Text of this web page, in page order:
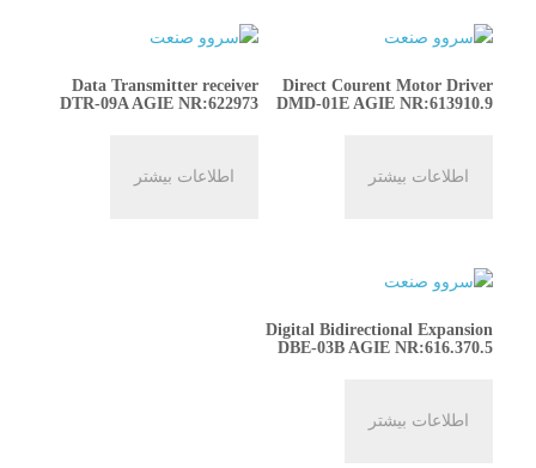
Direct Courent Motor Driver
DMD-01E AGIE NR:613910.9
اطلاعات بیشتر
Data Transmitter receiver
DTR-09A AGIE NR:622973
اطلاعات بیشتر
Digital Bidirectional Expansion
DBE-03B AGIE NR:616.370.5
اطلاعات بیشتر